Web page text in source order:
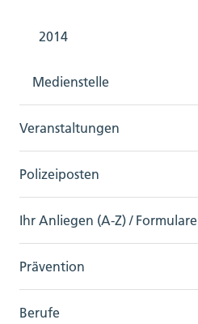
2014
Medienstelle
Veranstaltungen
Polizeiposten
Ihr Anliegen (A-Z) / Formulare
Prävention
Berufe